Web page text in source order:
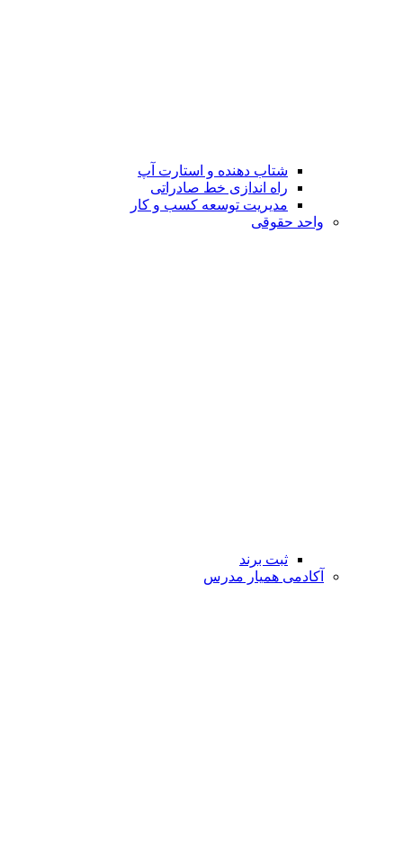
شتاب دهنده و استارت آپ
راه اندازی خط صادراتی
مدیریت توسعه کسب و کار
واحد حقوقی
ثبت برند
آکادمی همیار مدرس